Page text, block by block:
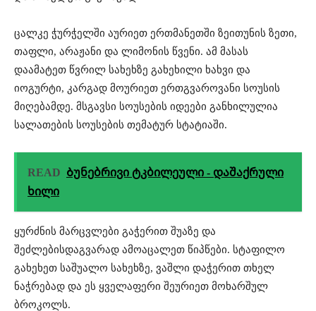
ცალკე ჭურჭელში აურიეთ ერთმანეთში ზეითუნის ზეთი,
თაფლი, არაჟანი და ლიმონის წვენი. ამ მასას
დაამატეთ წვრილ სახეხზე გახეხილი ხახვი და
იოგურტი, კარგად მოურიეთ ერთგვაროვანი სოუსის
მიღებამდე. მსგავსი სოუსების იდეები განხილულია
სალათების სოუსების თემატურ სტატიაში.
READ Ბუნებრივი ტკბილეული - დაშაქრული
ხილი
ყურძნის მარცვლები გაჭერით შუაზე და
შეძლებისდაგვარად ამოაცალეთ წიპწები. სტაფილო
გახეხეთ საშუალო სახეხზე, ვაშლი დაჭერით თხელ
ნაჭრებად და ეს ყველაფერი შეურიეთ მოხარშულ
ბროკოლს.